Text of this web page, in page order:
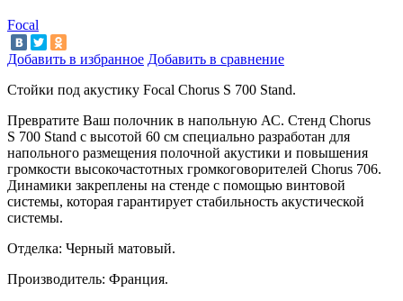
Focal
Добавить в избранное Добавить в сравнение
Стойки под акустику Focal Chorus S 700 Stand.
Превратите Ваш полочник в напольную АС. Стенд Chorus
S 700 Stand с высотой 60 см специально разработан для
напольного размещения полочной акустики и повышения
громкости высокочастотных громкоговорителей Chorus 706.
Динамики закреплены на стенде с помощью винтовой
системы, которая гарантирует стабильность акустической
системы.
Отделка: Черный матовый.
Производитель: Франция.